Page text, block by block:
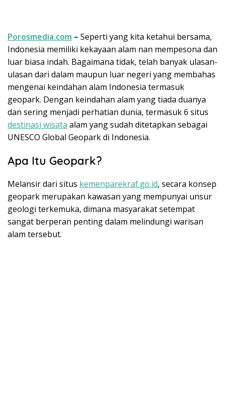
Porosmedia.com – Seperti yang kita ketahui bersama,
Indonesia memiliki kekayaan alam nan mempesona dan
luar biasa indah. Bagaimana tidak, telah banyak ulasan-
ulasan dari dalam maupun luar negeri yang membahas
mengenai keindahan alam Indonesia termasuk
geopark. Dengan keindahan alam yang tiada duanya
dan sering menjadi perhatian dunia, termasuk 6 situs
destinasi wisata alam yang sudah ditetapkan sebagai
UNESCO Global Geopark di Indonesia.
Apa Itu Geopark?
Melansir dari situs kemenparekraf.go.id, secara konsep
geopark merupakan kawasan yang mempunyai unsur
geologi terkemuka, dimana masyarakat setempat
sangat berperan penting dalam melindungi warisan
alam tersebut.